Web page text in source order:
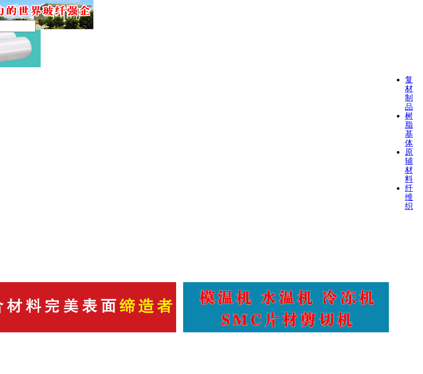
复
材
制
品
树
脂
基
体
原
辅
材
料
纤
维
织